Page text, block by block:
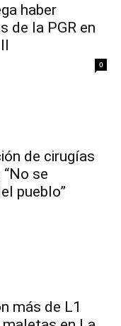
haber
de la PGR en
0
de cirugías
se
pueblo”
más de L1